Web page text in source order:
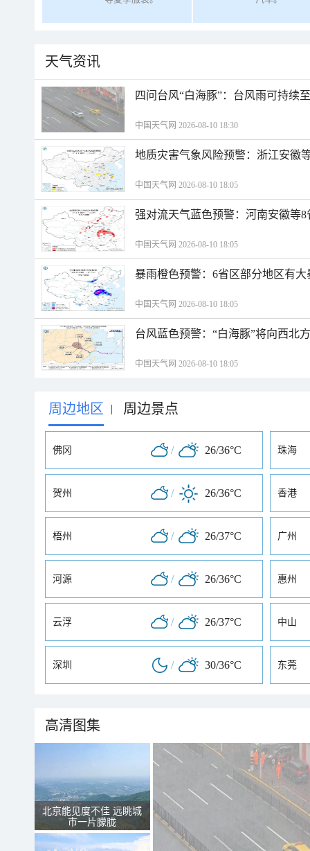
天气资讯
四问台风“白海豚”：台风雨可持续
中国天气网 2026-08-10 18:30
地质灾害气象风险预警：浙江安徽
中国天气网 2026-08-10 18:05
强对流天气蓝色预警：河南安徽等
中国天气网 2026-08-10 18:05
暴雨橙色预警：6省区部分地区有
中国天气网 2026-08-10 18:05
台风蓝色预警：“白海豚”将向西北
中国天气网 2026-08-10 18:05
周边地区 | 周边景点
佛冈 / 26/36°C 珠海
贺州 / 26/36°C 香港
梧州 / 26/37°C 广州
河源 / 26/36°C 惠州
云浮 / 26/37°C 中山
深圳 / 30/36°C 东莞
高清图集
北京能见度不佳 远眺城
市一片朦胧